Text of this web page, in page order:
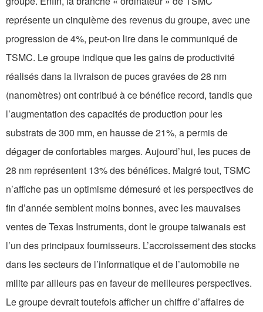
représente un cinquième des revenus du groupe, avec une
progression de 4%, peut-on lire dans le communiqué de
TSMC. Le groupe indique que les gains de productivité
réalisés dans la livraison de puces gravées de 28 nm
(nanomètres) ont contribué à ce bénéfice record, tandis que
l’augmentation des capacités de production pour les
substrats de 300 mm, en hausse de 21%, a permis de
dégager de confortables marges. Aujourd’hui, les puces de
28 nm représentent 13% des bénéfices. Malgré tout, TSMC
n’affiche pas un optimisme démesuré et les perspectives de
fin d’année semblent moins bonnes, avec les mauvaises
ventes de Texas Instruments, dont le groupe taiwanais est
l’un des principaux fournisseurs. L’accroissement des stocks
dans les secteurs de l’informatique et de l’automobile ne
milite par ailleurs pas en faveur de meilleures perspectives.
Le groupe devrait toutefois afficher un chiffre d’affaires de